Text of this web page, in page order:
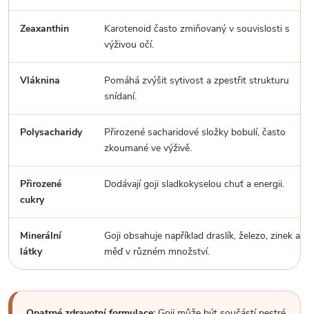
Zeaxanthin
Karotenoid často zmiňovaný v souvislosti s
výživou očí.
Vláknina
Pomáhá zvýšit sytivost a zpestřit strukturu
snídaní.
Polysacharidy
Přirozené sacharidové složky bobulí, často
zkoumané ve výživě.
Přirozené
cukry
Dodávají goji sladkokyselou chuť a energii.
Minerální
látky
Goji obsahuje například draslík, železo, zinek a
měď v různém množství.